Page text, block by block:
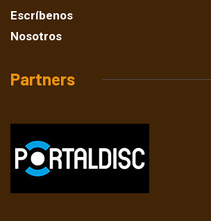
Escríbenos
Nosotros
Partners